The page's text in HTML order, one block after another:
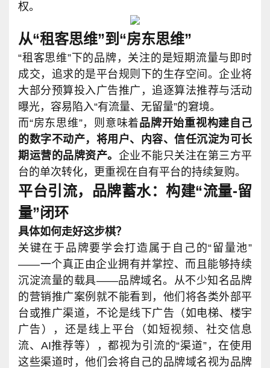
权。
从“租客思维”到“房东思维”
“租客思维”下的品牌，关注的是短期流量与即时
成交，追求的是平台规则下的生存空间。企业将
大部分预算投入广告推广，追逐算法推荐与活动
曝光，容易陷入“有流量、无留量”的窘境。
而“房东思维”，则意味着品牌开始重视构建自己
的数字不动产，将用户、内容、信任沉淀为可长
期运营的品牌资产。 企业不能只关注在第三方平
台的单次转化，更重视在自有平台的持续复购。
平台引流，品牌蓄水：构建“流量-留
量”闭环
具体如何走好这步棋？
关键在于品牌要学会打造属于自己的“留量池”
——一个真正由企业拥有并掌控、而且能够持续
沉淀流量的载具——品牌域名。从不少知名品牌
的营销推广案例就不能看到，他们将各类外部平
台或推广渠道，不论是线下广告（如电梯、楼宇
广告），还是线上平台（如短视频、社交信息
流、AI推荐等），都视为引流的“渠道”，在使用
这些渠道时，他们会将自己的品牌域名视为品牌